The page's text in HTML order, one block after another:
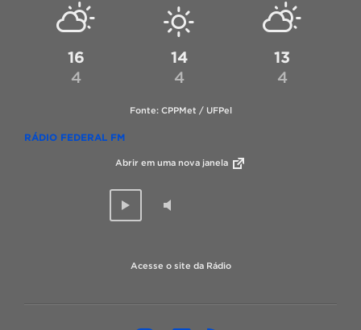
16
4
14
4
13
4
Fonte: CPPMet / UFPel
RÁDIO FEDERAL FM
Abrir em uma nova janela
Acesse o site da Rádio